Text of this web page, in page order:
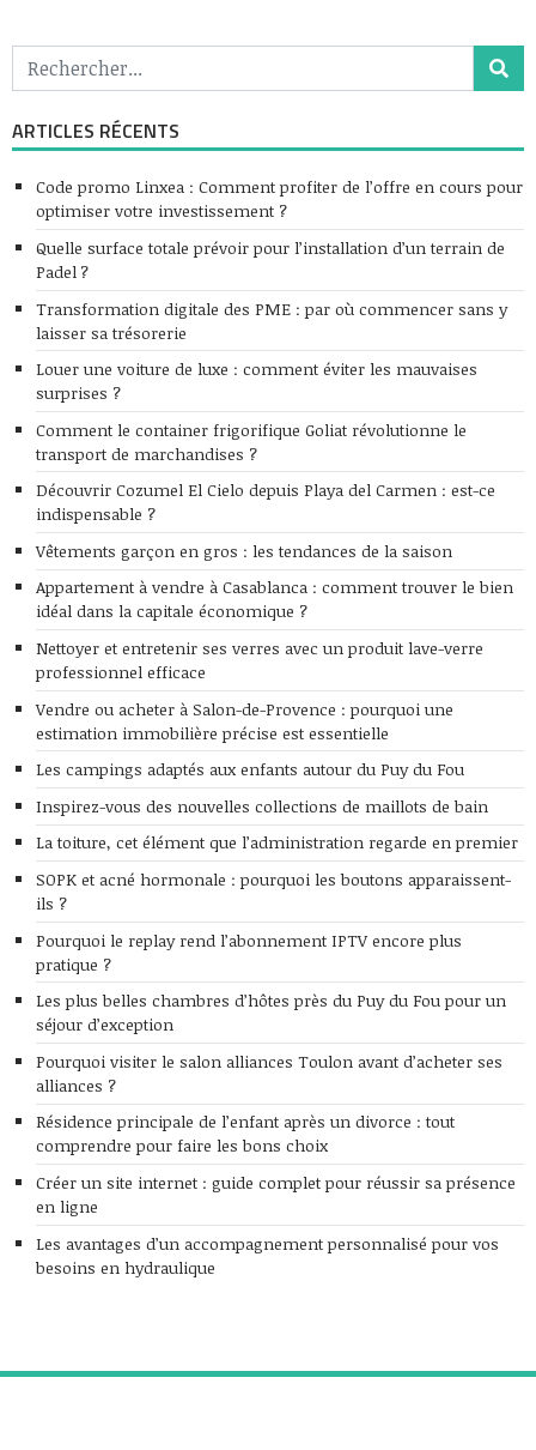
ARTICLES RÉCENTS
Code promo Linxea : Comment profiter de l’offre en cours pour
optimiser votre investissement ?
Quelle surface totale prévoir pour l’installation d’un terrain de
Padel ?
Transformation digitale des PME : par où commencer sans y
laisser sa trésorerie
Louer une voiture de luxe : comment éviter les mauvaises
surprises ?
Comment le container frigorifique Goliat révolutionne le
transport de marchandises ?
Découvrir Cozumel El Cielo depuis Playa del Carmen : est-ce
indispensable ?
Vêtements garçon en gros : les tendances de la saison
Appartement à vendre à Casablanca : comment trouver le bien
idéal dans la capitale économique ?
Nettoyer et entretenir ses verres avec un produit lave-verre
professionnel efficace
Vendre ou acheter à Salon-de-Provence : pourquoi une
estimation immobilière précise est essentielle
Les campings adaptés aux enfants autour du Puy du Fou
Inspirez-vous des nouvelles collections de maillots de bain
La toiture, cet élément que l’administration regarde en premier
SOPK et acné hormonale : pourquoi les boutons apparaissent-
ils ?
Pourquoi le replay rend l’abonnement IPTV encore plus
pratique ?
Les plus belles chambres d’hôtes près du Puy du Fou pour un
séjour d’exception
Pourquoi visiter le salon alliances Toulon avant d’acheter ses
alliances ?
Résidence principale de l’enfant après un divorce : tout
comprendre pour faire les bons choix
Créer un site internet : guide complet pour réussir sa présence
en ligne
Les avantages d’un accompagnement personnalisé pour vos
besoins en hydraulique